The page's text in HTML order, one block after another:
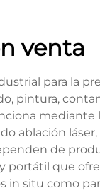
venta
para la
pintura,
mediante
ablación
de
que
in situ como